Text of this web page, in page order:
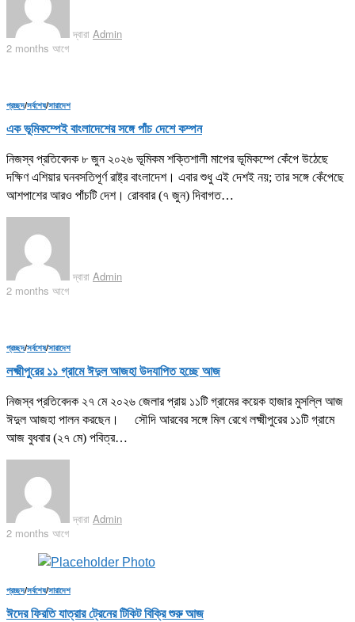
দ্বারা Admin
2 months আগে
প্রচ্ছদ/সর্বশেষ/সারাদেশ
এক ভূমিকম্পেই বাংলাদেশের সঙ্গে পাঁচ দেশে কম্পন
নিজস্ব প্রতিবেদক ৮ জুন ২০২৬ ভূমিকম শক্তিশালী মাপের ভূমিকম্পে কেঁপে উঠেছে
দক্ষিণ এশিয়ার ঘনবসতিপূর্ণ রাষ্ট্র বাংলাদেশ। এবার শুধু এই দেশই নয়; তার সঙ্গে কেঁপেছে
আশপাশের আরও পাঁচটি দেশ। রোববার (৭ জুন) দিবাগত…
দ্বারা Admin
2 months আগে
প্রচ্ছদ/সর্বশেষ/সারাদেশ
লক্ষ্মীপুরের ১১ গ্রামে ঈদুল আজহা উদযাপিত হচ্ছে আজ
নিজস্ব প্রতিবেদক ২৭ মে ২০২৬ জেলার প্রায় ১১টি গ্রামের কয়েক হাজার মুসল্লি আজ
ঈদুল আজহা পালন করছেন। সৌদি আরবের সঙ্গে মিল রেখে লক্ষ্মীপুরের ১১টি গ্রামে
আজ বুধবার (২৭ মে) পবিত্র…
দ্বারা Admin
2 months আগে
প্রচ্ছদ/সর্বশেষ/সারাদেশ
ঈদের ফিরতি যাত্রার ট্রেনের টিকিট বিক্রি শুরু আজ